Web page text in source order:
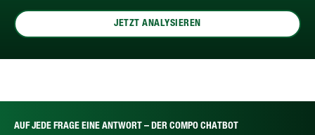
JETZT ANALYSIEREN
AUF JEDE FRAGE EINE ANTWORT – DER COMPO CHATBOT